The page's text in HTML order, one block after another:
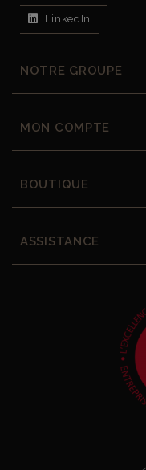
LinkedIn
NOTRE GROUPE
MON COMPTE
BOUTIQUE
ASSISTANCE